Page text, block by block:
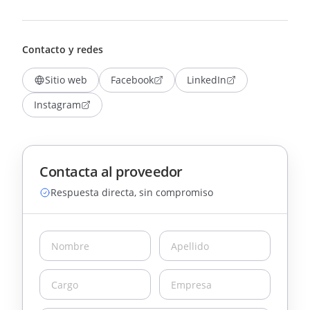
Contacto y redes
Sitio web Facebook
LinkedIn
Instagram
Contacta al proveedor
Respuesta directa, sin compromiso